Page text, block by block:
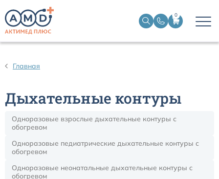
0
Главная
Дыхательные контуры
Одноразовые взрослые дыхательные контуры с
обогревом
Одноразовые педиатрические дыхательные контуры с
обогревом
Одноразовые неонатальные дыхательные контуры с
обогревом
Трахеостомические трубки
Эндобронхиальные трубки